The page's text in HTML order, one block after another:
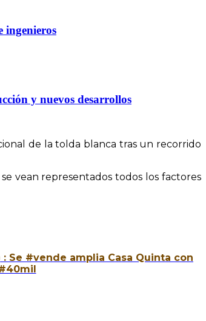
ingenieros
y nuevos desarrollos
de la tolda blanca tras un recorrido
vean representados todos los factores
Se #vende amplia Casa Quinta con